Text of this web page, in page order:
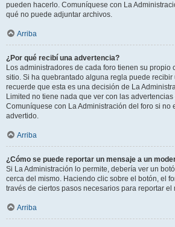
pueden hacerlo. Comuníquese con La
qué no puede adjuntar archivos.
Arriba
¿Por qué recibí una advertencia?
Los administradores de cada foro tienen su propio
sitio. Si ha quebrantado alguna regla puede recibir
recuerde que esta es una decisión de La
Limited no tiene nada que ver con las
Comuníquese con La Administración del foro si no
advertido.
Arriba
¿Cómo se puede reportar un mensaje a un
Si La Administración lo permite, debería ver un
cerca del mismo. Haciendo clic sobre el botón, el
través de ciertos pasos necesarios para reportar el
Arriba